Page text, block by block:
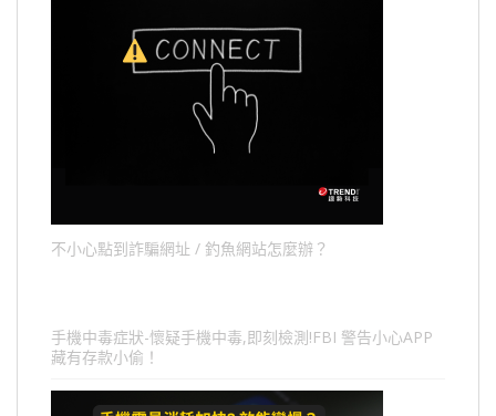
不小心點到詐騙網址 / 釣魚網站怎麼辦？
手機中毒症狀-懷疑手機中毒,即刻檢測!FBI 警告小心APP
藏有存款小偷！